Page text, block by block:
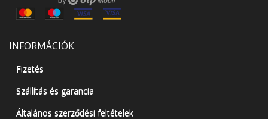
INFORMÁCIÓK
Fizetés
Szállítás és garancia
Általános szerződési feltételek